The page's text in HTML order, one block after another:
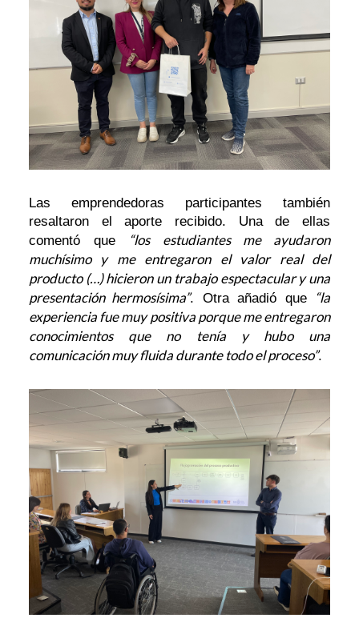
Las emprendedoras participantes también
resaltaron el aporte recibido. Una de ellas
comentó que
“los estudiantes me ayudaron
muchísimo y me entregaron el valor real del
producto (…) hicieron un trabajo espectacular y una
presentación hermosísima”. Otra añadió que
“la
experiencia fue muy positiva porque me entregaron
conocimientos que no tenía y hubo una
comunicación muy fluida durante todo el proceso”.